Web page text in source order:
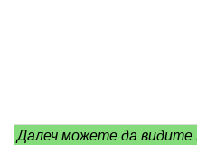
Далеч можете да видите